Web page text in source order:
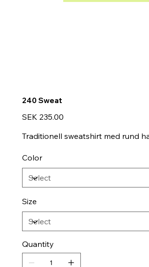
240 Sweat
Price
SEK 235.00
Traditionell sweatshirt med rund
Color
Size
Quantity